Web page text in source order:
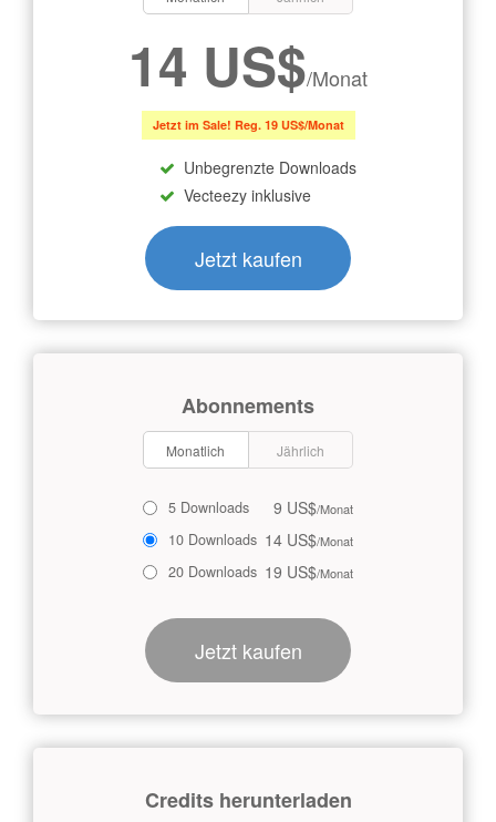
14 US$/Monat
Jetzt im Sale! Reg. 19 US$/Monat
Unbegrenzte Downloads
Vecteezy inklusive
Jetzt kaufen
Abonnements
Monatlich Jährlich
5 Downloads 9 US$/Monat
10 Downloads 14 US$/Monat
20 Downloads 19 US$/Monat
Jetzt kaufen
Credits herunterladen